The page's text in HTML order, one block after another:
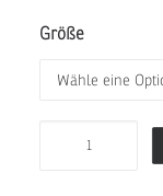
Größe